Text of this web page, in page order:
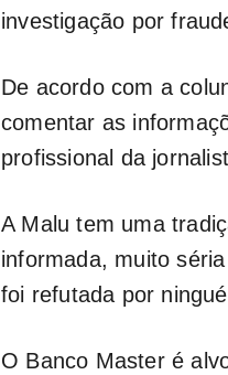
investigação por
De acordo com a
comentar as
profissional da
A Malu tem uma
informada, muito
foi refutada por
O Banco Master é